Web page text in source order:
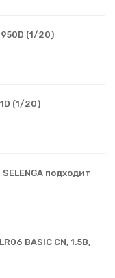
(1/20)
(1/20)
подходит
BASIC CN, 1.5В,